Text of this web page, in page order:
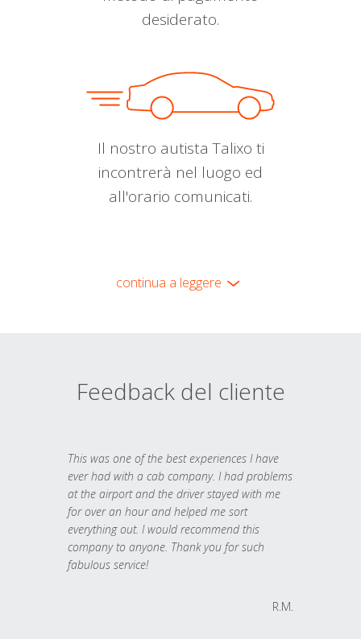
desiderato.
Il nostro autista Talixo ti
incontrerà nel luogo ed
all'orario comunicati.
continua a leggere
Feedback del cliente
This was one of the best experiences I have
ever had with a cab company. I had problems
at the airport and the driver stayed with me
for over an hour and helped me sort
everything out. I would recommend this
company to anyone. Thank you for such
fabulous service!
R.M.